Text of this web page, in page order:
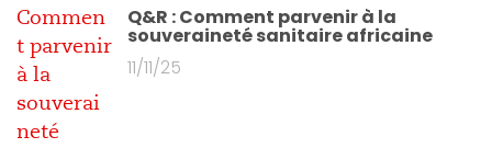
Q&R : Comment parvenir à la
souveraineté sanitaire africaine
11/11/25